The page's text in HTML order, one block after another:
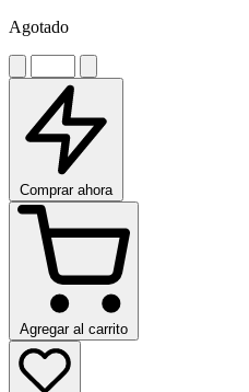
Agotado
Comprar ahora
Agregar al carrito